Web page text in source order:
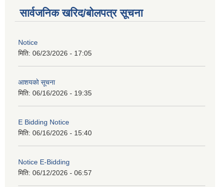
सार्वजनिक खरिद/बोलपत्र सूचना
Notice
मिति: 06/23/2026 - 17:05
आशयको सूचना
मिति: 06/16/2026 - 19:35
E Bidding Notice
मिति: 06/16/2026 - 15:40
Notice E-Bidding
मिति: 06/12/2026 - 06:57